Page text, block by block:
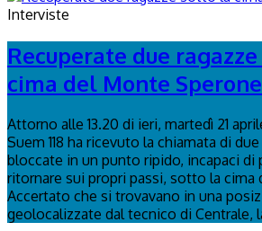
Interviste
Recuperate due
cima del Monte Sperone
Attorno alle 13.20 di ieri, martedì 21
Suem 118 ha ricevuto la chiamata di
bloccate in un punto ripido, incapaci di
ritornare sui propri passi, sotto la cima
Accertato che si trovavano in una
geolocalizzate dal tecnico di Centrale,